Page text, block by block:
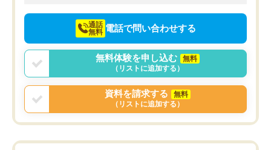
通話
無料 電話で問い合わせする
無料体験を申し込む
無料
（リストに追加する）
資料を請求する
無料
（リストに追加する）